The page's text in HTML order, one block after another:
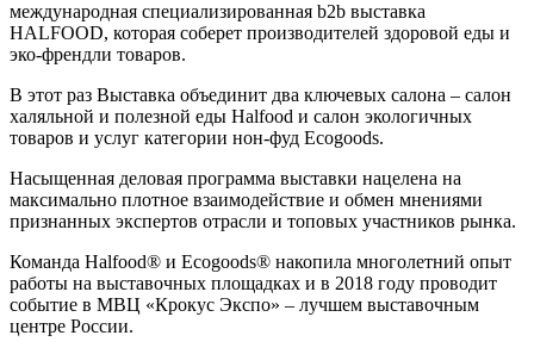
международная специализированная b2b выставка
HALFOOD, которая соберет производителей здоровой еды и
эко-френдли товаров.
В этот раз Выставка объединит два ключевых салона – салон
халяльной и полезной еды Halfood и салон экологичных
товаров и услуг категории нон-фуд Ecogoods.
Насыщенная деловая программа выставки нацелена на
максимально плотное взаимодействие и обмен мнениями
признанных экспертов отрасли и топовых участников рынка.
Команда Halfood® и Ecogoods® накопила многолетний опыт
работы на выставочных площадках и в 2018 году проводит
событие в МВЦ «Крокус Экспо» – лучшем выставочным
центре России.